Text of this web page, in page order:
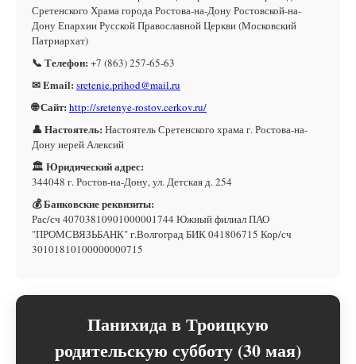
Сретенского Храма города Ростова-на-Дону Ростовской-на-
Дону Епархии Русской Православной Церкви (Московский
Патриархат)
📞 Телефон: +7 (863) 257-65-63
✉ Email: sretenie.prihod@mail.ru
🌐 Сайт: http://sretenye-rostov.cerkov.ru/
👤 Настоятель: Настоятель Сретенского храма г. Ростова-на-
Дону иерей Алексий
🏛 Юридический адрес:
344048 г. Ростов-на-Дону, ул. Детская д. 254
💰 Банковские реквизиты:
Рас/сч 40703810901000001744 Южный филиал ПАО
"ПРОМСВЯЗЬБАНК" г.Волгоград БИК 041806715 Кор/сч
30101810100000000715
Панихида в Троицкую
родительскую субботу (30 мая)